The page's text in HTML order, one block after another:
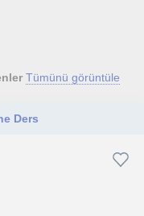
Tümünü görüntüle
Ders